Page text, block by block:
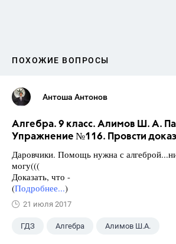
ПОХОЖИЕ ВОПРОСЫ
Антоша Антонов
Алгебра. 9 класс. Алимов Ш. А.
Упражнение №116. Провсти
Даровчики. Помощь нужна с
могу(((
Доказать, что -
(Подробнее...)
21 июля 2017
ГДЗ Алгебра Алимов Ш.А.